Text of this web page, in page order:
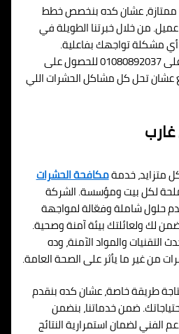
ممتازة، عشان كده بنخصص خطط
من خلال خبرتنا الطويلة في
أي مشكلة تواجهك بفاعلية.
ماتترددش في الاتصال بينا على 01080892037 للحصول على
عشان تحل كل مشاكل الحشرات اللي
متزايد، خدمةمكافحة الحشرات
لكل بيت ومؤسسة. الشركة
حلول شاملة وفعّالة لمواجهة
لك ولعائلتك بيئة آمنة وصحية.
التقنيات والمواد الآمنة، وده
من غير ما يأثر على الصحة العامة.
طريقة خاصة، عشان كده بنقدم
ضمن خدماتنا، بنضمن
الفني لضمان استمرارية النتائج